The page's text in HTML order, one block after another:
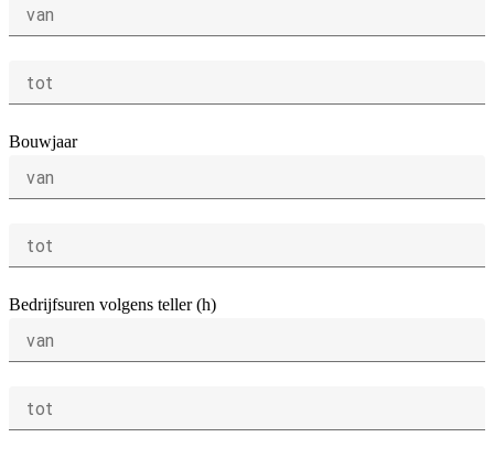
van
tot
Bouwjaar
van
tot
Bedrijfsuren volgens teller (h)
van
tot